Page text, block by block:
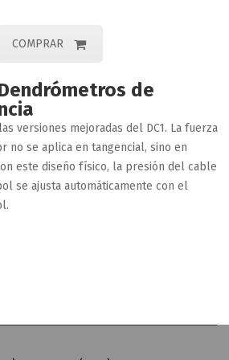
COMPRAR
Dendrómetros de
versiones mejoradas del DC1. La fuerza
no se aplica en tangencial, sino en
este diseño físico, la presión del cable
se ajusta automáticamente con el